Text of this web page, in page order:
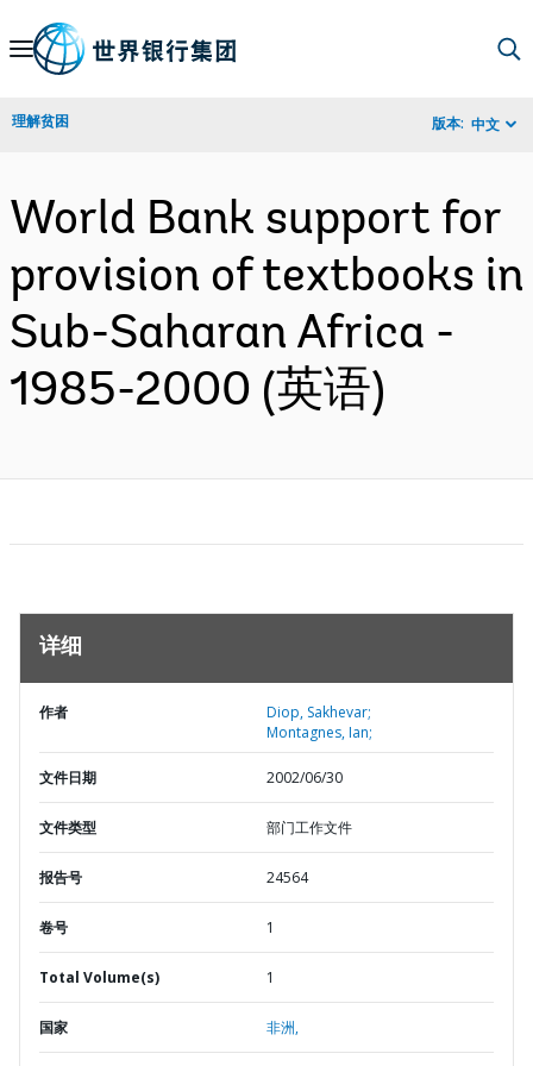
Skip
Navigation
理解贫困 版本: 中文
World Bank support for
provision of textbooks in
Sub-Saharan Africa -
1985-2000 (英语)
详细
作者
Diop, Sakhevar;
Montagnes, Ian;
文件日期 2002/06/30
文件类型 部门工作文件
报告号 24564
卷号 1
Total Volume(s) 1
国家 非洲,